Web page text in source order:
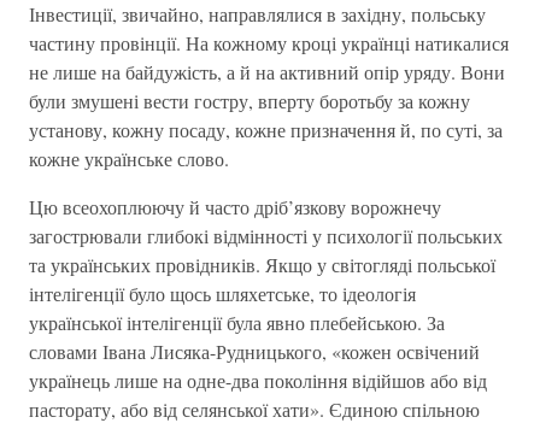
Інвестиції, звичайно, направлялися в західну, польську
частину провінції. На кожному кроці українці натикалися
не лише на байдужість, а й на активний опір уряду. Вони
були змушені вести гостру, вперту боротьбу за кожну
установу, кожну посаду, кожне призначення й, по суті, за
кожне українське слово.
Цю всеохоплюючу й часто дріб’язкову ворожнечу
загострювали глибокі відмінності у психології польських
та українських провідників. Якщо у світогляді польської
інтелігенції було щось шляхетське, то ідеологія
української інтелігенції була явно плебейською. За
словами Івана Лисяка-Рудницького, «кожен освічений
українець лише на одне-два покоління відійшов або від
пасторату, або від селянської хати». Єдиною спільною